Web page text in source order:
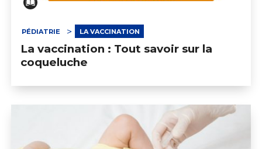
PÉDIATRIE LA VACCINATION
La vaccination : Tout savoir sur la
coqueluche